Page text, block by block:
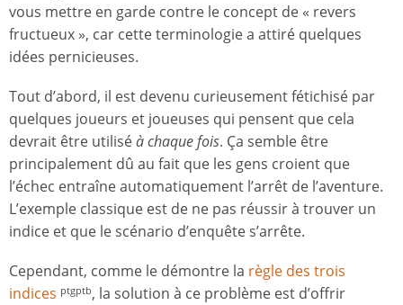
vous mettre en garde contre le concept de « revers
fructueux », car cette terminologie a attiré quelques
idées pernicieuses.
Tout d’abord, il est devenu curieusement fétichisé par
quelques joueurs et joueuses qui pensent que cela
devrait être utiliséà chaque fois. Ça semble être
principalement dû au fait que les gens croient que
l’échec entraîne automatiquement l’arrêt de l’aventure.
L’exemple classique est de ne pas réussir à trouver un
indice et que le scénario d’enquête s’arrête.
Cependant, comme le démontre la règle des trois
indices ptgptb, la solution à ce problème est d’offrir